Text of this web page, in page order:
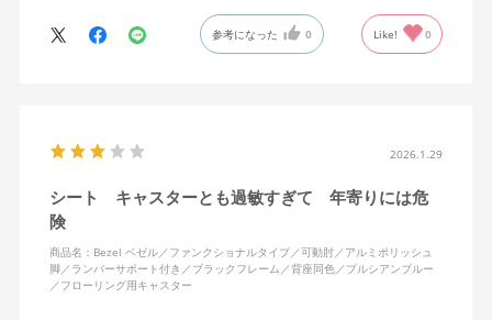
参考になった 0 Like! 0
2026.1.29
シート キャスターとも過敏すぎて 年寄りには危
険
商品名：Bezel ベゼル／ファンクショナルタイプ／可動肘／アルミポリッシュ
脚／ランバーサポート付き／ブラックフレーム／背座同色／プルシアンブルー
／フローリング用キャスター